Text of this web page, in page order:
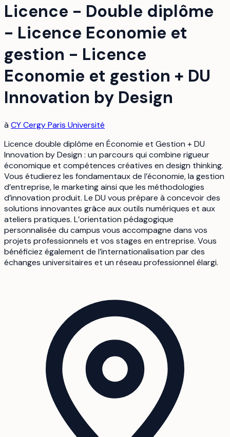
Licence - Double diplôme
- Licence Economie et
gestion - Licence
Economie et gestion + DU
Innovation by Design
à CY Cergy Paris Université
Licence double diplôme en Économie et Gestion + DU
Innovation by Design : un parcours qui combine rigueur
économique et compétences créatives en design thinking.
Vous étudierez les fondamentaux de l’économie, la gestion
d’entreprise, le marketing ainsi que les méthodologies
d’innovation produit. Le DU vous prépare à concevoir des
solutions innovantes grâce aux outils numériques et aux
ateliers pratiques. L’orientation pédagogique
personnalisée du campus vous accompagne dans vos
projets professionnels et vos stages en entreprise. Vous
bénéficiez également de l’internationalisation par des
échanges universitaires et un réseau professionnel élargi.